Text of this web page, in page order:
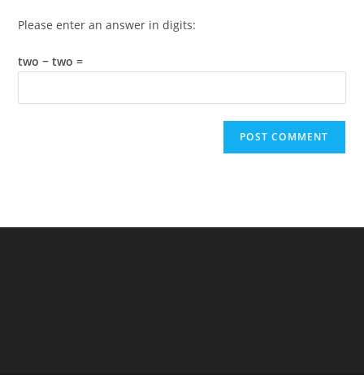
Please enter an answer in digits:
two − two =